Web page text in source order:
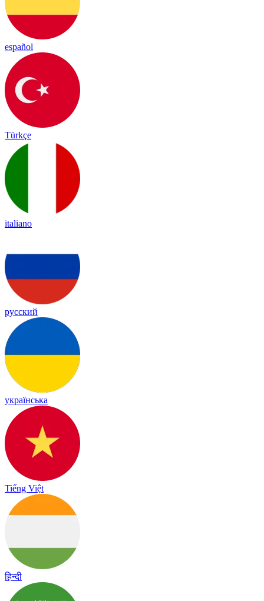
español
Türkçe
italiano
русский
українська
Tiếng Việt
हिन्दी